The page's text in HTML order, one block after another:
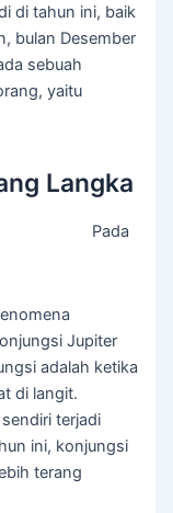
di tahun ini, baik
bulan Desember
sebuah
yaitu
Langka
Pada
Jupiter
adalah ketika
di langit.
terjadi
ini, konjungsi
terang